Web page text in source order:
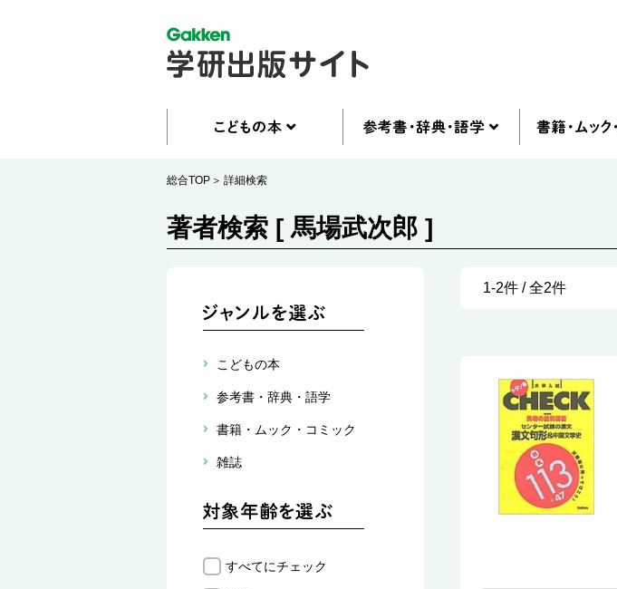
総合TOP 詳細検索
著者検索 [ 馬場武次郎 ]
こどもの本
参考書・辞典・語学
書籍・ムック・コミック
雑誌
すべてにチェック
1-2件 / 全2件